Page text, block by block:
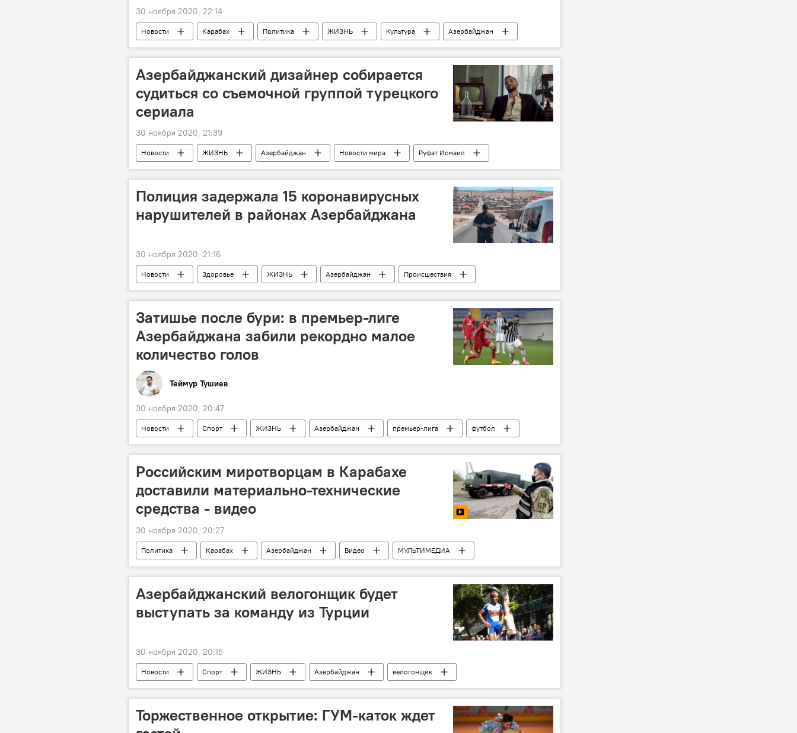
30 ноября 2020, 22:14
Новости Карабах Политика ЖИЗНЬ Культура
Азербайджан
Фотограф
Агдам Агдамский район
Азербайджанский дизайнер собирается
судиться со съемочной группой турецкого
сериала
30 ноября 2020, 21:39
Новости ЖИЗНЬ Азербайджан Новости мира
Руфат Исмаил
суд
Дизайнер Сериал
Полиция задержала 15 коронавирусных
нарушителей в районах Азербайджана
30 ноября 2020, 21:16
Новости Здоровье ЖИЗНЬ Азербайджан
Происшествия
больные
карантин Коронавирус
Затишье после бури: в премьер-лиге
Азербайджана забили рекордно малое
количество голов
Теймур Тушиев
30 ноября 2020, 20:47
Новости Спорт ЖИЗНЬ Азербайджан премьер-лига
футбол
Колумнисты
Российским миротворцам в Карабахе
доставили материально-технические
средства - видео
30 ноября 2020, 20:27
Политика Карабах Азербайджан Видео МУЛЬТИМЕДИА
Азербайджанский велогонщик будет
выступать за команду из Турции
30 ноября 2020, 20:15
Новости Спорт ЖИЗНЬ Азербайджан велогонщик
Торжественное открытие: ГУМ-каток ждет